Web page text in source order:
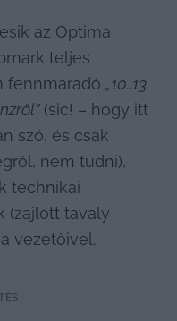
az Optima
teljes
fennmaradó „10..13
(sic! – hogy itt
szó, és csak
nem tudni),
technikai
(zajlott tavaly
vezetőivel.